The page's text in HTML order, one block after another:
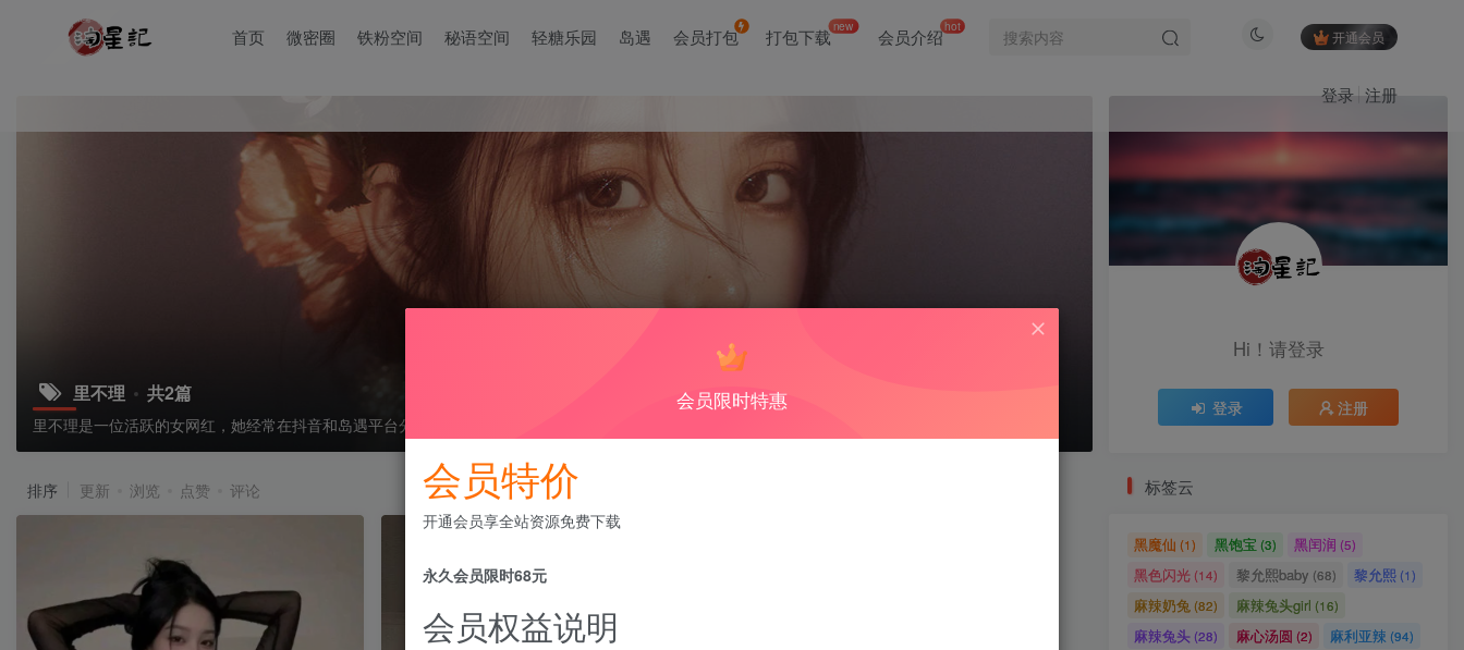
首页 微密圈 铁粉空间 秘语空间 轻糖乐园 岛遇 会员打包 打包下载new 会员介绍hot
开通会员
登录 注册
里不理 共2篇
里不理是一位活跃的女网红，她经常在抖音和岛遇平台分享精彩的视频和美照，吸引了大量粉丝关注，内容丰富多样，充满生活气息。
排序 更新 浏览 点赞 评论
(14) 黎允熙(1)
(82) 麻辣兔头girl(16)
麻心汤圆 (2)
(2)
鱼神 (6) 鱼子酱Fish
香草喵露露 (1) 香屁酱 饭鹿鹿鹿痴
VIP会员限时特惠中...
1 微密圈圈主合集打包下载 持续更新中
Hi！请登录
登录 注册
标签云
黑魔仙 (1) 黑饱宝 (3) 黑闰润 (5)
黑色闪光 (14) 黎允熙baby (68) 黎允熙(1)
麻辣奶兔(82) 麻辣兔头girl (16)
麻辣兔头 (28) 麻心汤圆 (2) 麻利亚辣 (94)
会员限时特惠
会员特价
开通会员享全站资源免费下载
永久会员限时68元
会员权益说明